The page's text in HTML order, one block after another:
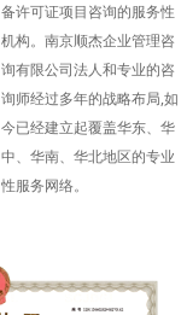
备许可证项目咨询的服务性
机构。南京顺杰企业管理咨
询有限公司法人和专业的咨
询师经过多年的战略布局,如
今已经建立起覆盖华东、华
中、华南、华北地区的专业
性服务网络。